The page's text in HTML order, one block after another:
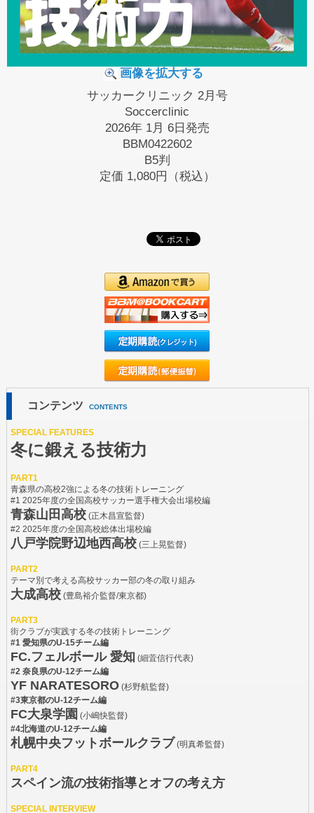
画像を拡大する
サッカークリニック 2月号
Soccerclinic
2026年 1月 6日発売
BBM0422602
B5判
定価 1,080円（税込）
コンテンツ CONTENTS
SPECIAL FEATURES
冬に鍛える技術力
PART1
青森県の高校2強による冬の技術トレーニング
#1 2025年度の全国高校サッカー選手権大会出場校編
青森山田高校(正木昌宣監督)
#2 2025年度の全国高校総体出場校編
八戸学院野辺地西高校(三上晃監督)
PART2
テーマ別で考える高校サッカー部の冬の取り組み
大成高校(豊島裕介監督/東京都)
PART3
街クラブが実践する冬の技術トレーニング
#1 愛知県のU-15チーム編
FC.フェルボール 愛知 (細萓信行代表)
#2 奈良県のU-12チーム編
YF NARATESORO(杉野航監督)
#3東京都のU-12チーム編
FC大泉学園 (小嶋快監督)
#4北海道のU-12チーム編
札幌中央フットボールクラブ (明真希監督)
PART4
スペイン流の技術指導とオフの考え方
SPECIAL INTERVIEW